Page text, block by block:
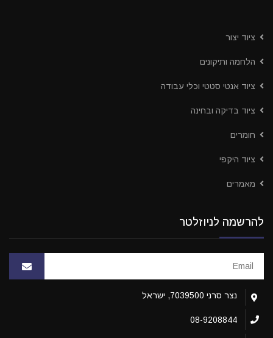
ציוד יצור
הלחמה ותיקונים
ציוד אנטי סטטי וכלי עבודה
ציוד בדיקה ובחינה
חומרים
ציוד היקפי
מאמרים
להרשמה לניוזלטר
נצר סרני 7039500, ישראל
08-9208844